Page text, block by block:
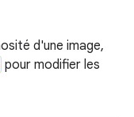
d'une image,
pour modifier les